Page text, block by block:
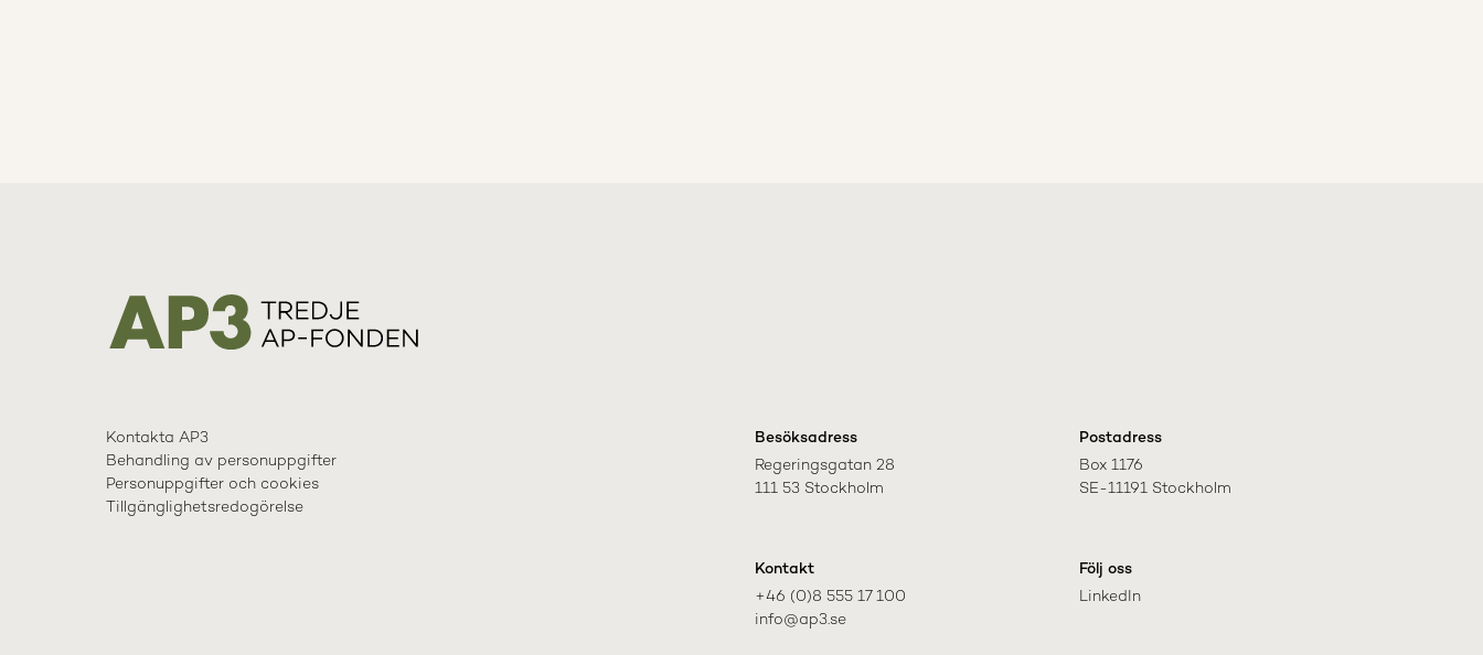
Kontakta AP3
Behandling av personuppgifter
Personuppgifter och cookies
Tillgänglighetsredogörelse
Besöksadress
Regeringsgatan 28
111 53 Stockholm
Postadress
Box 1176
SE-11191 Stockholm
Kontakt
+46 (0)8 555 17 100
info@ap3.se
Följ oss
LinkedIn